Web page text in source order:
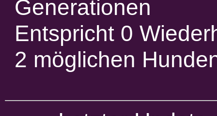
Generationen
Entspricht 0
2 möglichen